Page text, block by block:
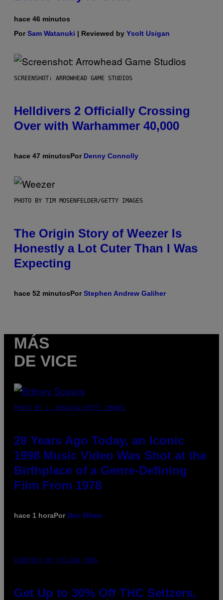
hace 46 minutos
PorSam Watanuki | Reviewed by Ysolt Usigan
SCREENSHOT: ARROWHEAD GAME STUDIOS
Helldivers 2 Officially Crossing
Over with Warhammer 40,000
hace 47 minutosPor Denny Connolly
PHOTO BY TIM MOSENFELDER/GETTY IMAGES
The Origin Story of Weezer Is
Honestly a Lot Cuter Than I Was
Expecting
hace 52 minutosPorStephen Andrew Galiher
MÁS
DE VICE
PHOTO BY L. BUSACCA/GETTY IMAGES
28 Years Ago Today, an Iconic
1998 Music Video Was Shot at the
Birthplace of a Genre-Defining
Film From 1978
hace 1 horaPor Dan Milam
COURTESY OF CYCLING FROG
Get Up to 30% Off THC Seltzers,